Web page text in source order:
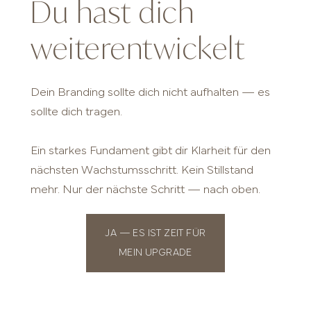
Du hast dich
weiterentwickelt
Dein Branding sollte dich nicht aufhalten — es
sollte dich tragen.
Ein starkes Fundament gibt dir Klarheit für den
nächsten Wachstumsschritt. Kein Stillstand
mehr. Nur der nächste Schritt — nach oben.
JA — ES IST ZEIT FÜR
MEIN UPGRADE